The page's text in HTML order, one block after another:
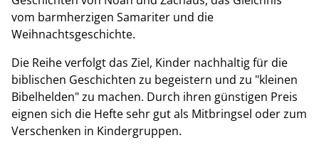
vom barmherzigen Samariter und die
Weihnachtsgeschichte.
Die Reihe verfolgt das Ziel, Kinder nachhaltig für die
biblischen Geschichten zu begeistern und zu "kleinen
Bibelhelden" zu machen. Durch ihren günstigen Preis
eignen sich die Hefte sehr gut als Mitbringsel oder zum
Verschenken in Kindergruppen.